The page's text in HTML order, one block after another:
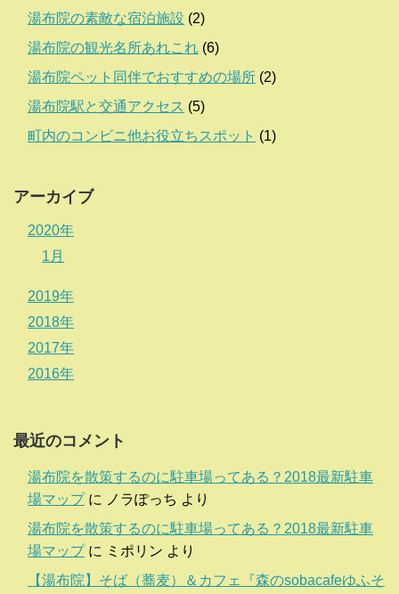
湯布院の素敵な宿泊施設 (2)
湯布院の観光名所あれこれ (6)
湯布院ペット同伴でおすすめの場所 (2)
湯布院駅と交通アクセス (5)
町内のコンビニ他お役立ちスポット (1)
アーカイブ
2020年
1月
2019年
2018年
2017年
2016年
最近のコメント
湯布院を散策するのに駐車場ってある？2018最新駐車
場マップに ノラぽっち より
湯布院を散策するのに駐車場ってある？2018最新駐車
場マップに ミポリン より
【湯布院】そば（蕎麦）＆カフェ『森のsobacafeゆふそ